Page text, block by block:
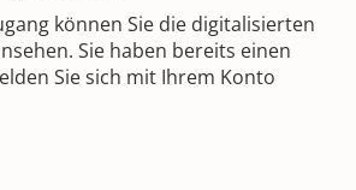
können Sie die digitalisierten
Sie haben bereits einen
Sie sich mit Ihrem Konto